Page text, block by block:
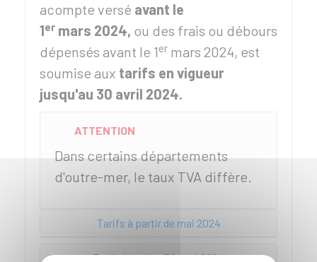
acompte versé avant le
1er mars 2024, ou des frais ou débours
dépensés avant le 1er mars 2024, est
soumise aux tarifs en vigueur
jusqu'au 30 avril 2024.
ATTENTION
Dans certains départements
d'outre-mer, le taux TVA diffère.
Tarifs à partir de mai 2024
Tarifs jusqu'au 30 avril 2024